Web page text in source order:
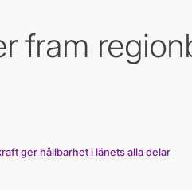
fram
ger hållbarhet i länets alla delar